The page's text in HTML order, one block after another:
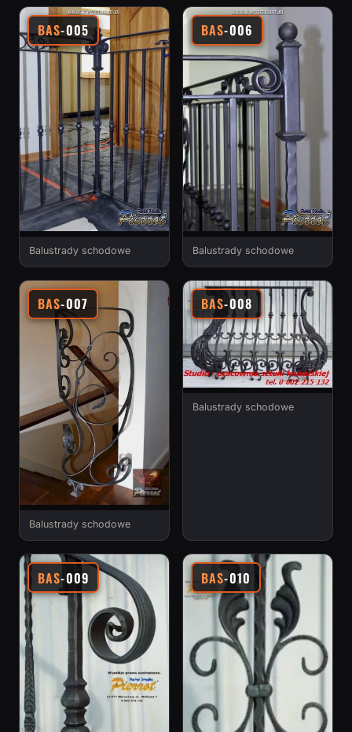
BAS-005
Balustrady schodowe
BAS-006
Balustrady schodowe
BAS-007
Balustrady schodowe
BAS-008
Balustrady schodowe
BAS-009 BAS-010